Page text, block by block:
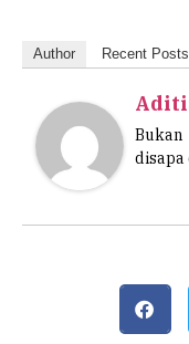
Author Recent Posts
Bukan
disapa